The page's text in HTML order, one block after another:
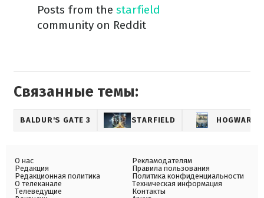
Posts from the starfield
community on Reddit
Связанные темы:
BALDUR'S GATE 3 STARFIELD
О нас
Редакция
Редакционная политика
О телеканале
Телеведущие
Рекламодателям
Правила пользования
Политика конфиденциальности
Техническая информация
Контакты